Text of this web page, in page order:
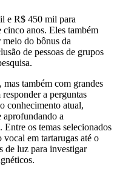
e R$ 450 mil para
cinco anos. Eles também
meio do bônus da
de pessoas de grupos
também com grandes
a perguntas
conhecimento atual,
aprofundando a
Entre os temas selecionados
vocal em tartarugas até o
de luz para investigar